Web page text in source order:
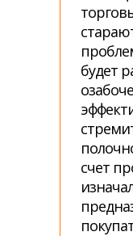
будет
счет